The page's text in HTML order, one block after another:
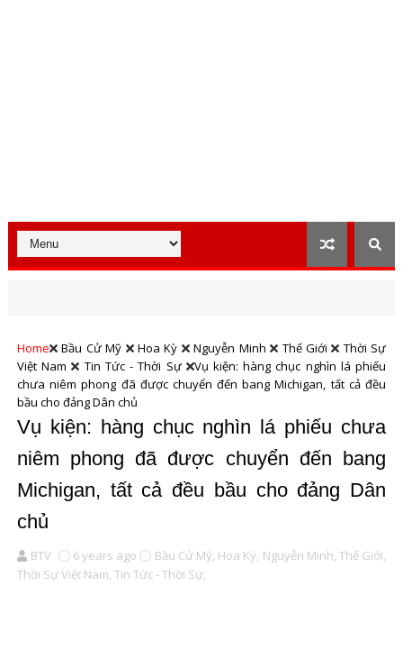
Home Bầu Cử Mỹ Hoa Kỳ Nguyễn Minh Thế Giới
Thời Sự
Việt Nam
Tin Tức - Thời Sự
Vụ kiện: hàng chục nghìn lá phiếu
chưa niêm phong đã được chuyển đến bang Michigan, tất cả đều
bầu cho đảng Dân chủ
Vụ kiện: hàng chục nghìn lá phiếu chưa
niêm phong đã được chuyển đến bang
Michigan, tất cả đều bầu cho đảng Dân
chủ
BTV 6 years ago Bầu Cử Mỹ, Hoa Kỳ, Nguyễn Minh, Thế Giới,
Thời Sự Việt Nam, Tin Tức - Thời Sự,